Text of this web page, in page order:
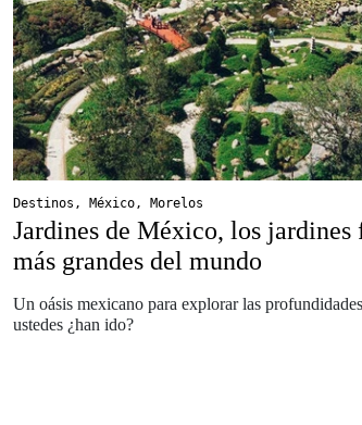
Destinos , México, Morelos
Jardines de México, los jardines
más grandes del mundo
Un oásis mexicano para explorar las
ustedes ¿han ido?